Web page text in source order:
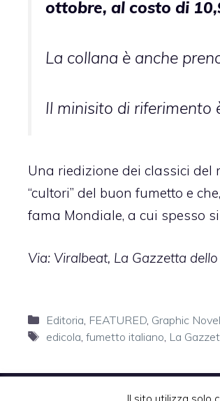
ottobre, al costo di
La collana è anche
Il minisito di riferimento
Una riedizione dei classici del
“cultori” del buon fumetto e
fama Mondiale, a cui spesso
Via: Viralbeat, La Gazzetta
Categorie
Editoria FEATURED, Graphic Novel
Tag
edicola fumetto italiano La